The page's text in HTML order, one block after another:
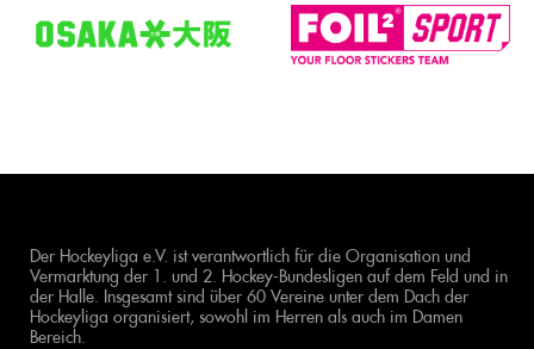
Der Hockeyliga e.V. ist verantwortlich für die Organisation und
Vermarktung der 1. und 2. Hockey-Bundesligen auf dem Feld und in
der Halle. Insgesamt sind über 60 Vereine unter dem Dach der
Hockeyliga organisiert, sowohl im Herren als auch im Damen
Bereich.